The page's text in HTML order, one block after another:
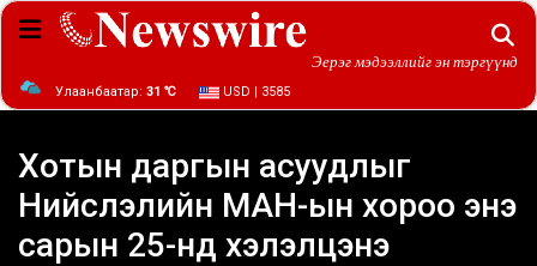
Эерэг мэдээллийг эн тэргүүнд
Улаанбаатар: 31 ℃ USD | 3585
Хотын даргын асуудлыг
Нийслэлийн МАН-ын хороо энэ
сарын 25-нд хэлэлцэнэ